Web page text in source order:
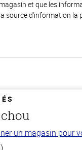
magasin et que les
la source d'information la
un magasin pour